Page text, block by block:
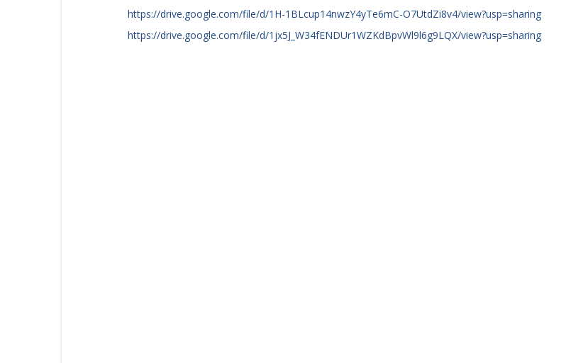
https://drive.google.com/file/d/1H-1BLcup14nwzY4yTe6mC-O7UtdZi8v4/view?usp=sharing
https://drive.google.com/file/d/1jx5J_W34fENDUr1WZKdBpvWl9l6g9LQX/view?usp=sharing